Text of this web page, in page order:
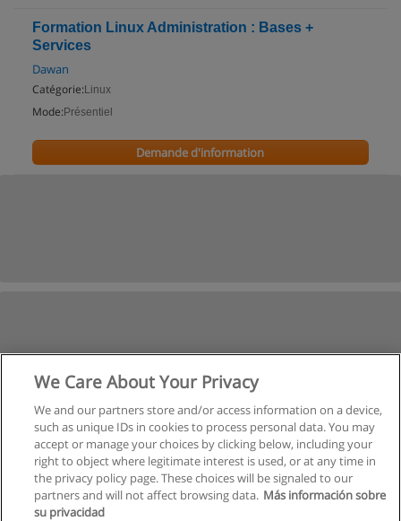
Formation Linux Administration : Bases +
Services
Dawan
Catégorie: Linux
Mode: Présentiel
Demande d'information
We Care About Your Privacy
We and our partners store and/or access information on a device,
such as unique IDs in cookies to process personal data. You may
accept or manage your choices by clicking below, including your
right to object where legitimate interest is used, or at any time in
the privacy policy page. These choices will be signaled to our
partners and will not affect browsing data. Más información sobre
su privacidad